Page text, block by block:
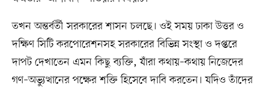
তখন অন্তর্বর্তী সরকারের শাসন চলছে। ওই সময় ঢাকা উত্তর ও
দক্ষিণ সিটি করপোরেশনসহ সরকারের বিভিন্ন সংস্থা ও দপ্তরে
দাপট দেখাতেন এমন কিছু ব্যক্তি, যাঁরা কথায়–কথায় নিজেদের
গণ–অভ্যুত্থানের পক্ষের শক্তি হিসেবে দাবি করতেন। যদিও তাঁদের